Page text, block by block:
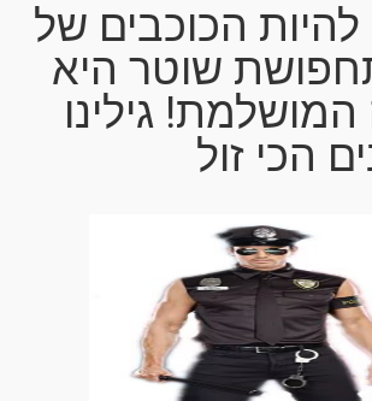
להיות הכוכבים של
שוטר היא
גילינו
הכי זול